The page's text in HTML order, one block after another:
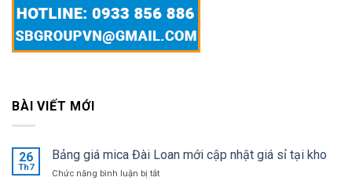
BÀI VIẾT MỚI
26
Th7
Bảng giá mica Đài Loan mới cập nhật giá sỉ tại kho
Chức năng bình luận bị tắtở